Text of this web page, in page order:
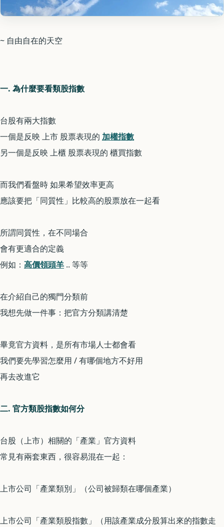
~ 自由自在的天空
一. 為什麼要看類股指數
台股有兩大指數
一個是反映 上市 股票表現的 加權指數
另一個是反映 上櫃 股票表現的 櫃買指數
而我們看盤時 如果希望效率更高
應該要把「同質性」比較高的股票放在一起看
所謂同質性，在不同場合
會有更適合的定義
例如： 高價領頭羊 .. 等等
在介紹自己的獨門分類前
我想先做一件事：把官方分類講清楚
畢竟官方資料，是所有市場人士都會看
我們要先學習怎麼用 / 有哪個地方不好用
再去改進它
二. 官方類股指數如何分
台股（上市）相關的「產業」官方資料
常見有兩套東西，很容易混在一起：
上市公司「產業類別」（公司被歸類在哪個產業）
上市公司「產業類股指數」（用該產業成分股算出來的指數走